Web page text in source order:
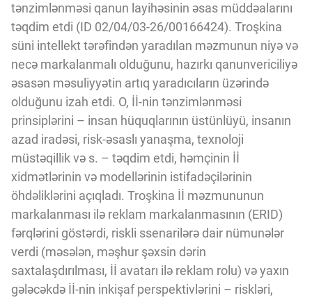
tənzimlənməsi qanun layihəsinin əsas müddəalarını
təqdim etdi (ID 02/04/03-26/00166424). Troşkina
süni intellekt tərəfindən yaradılan məzmunun niyə və
necə markalanmalı olduğunu, hazırkı qanunvericiliyə
əsasən məsuliyyətin artıq yaradıcıların üzərində
olduğunu izah etdi. O, İİ-nin tənzimlənməsi
prinsiplərini – insan hüquqlarının üstünlüyü, insanın
azad iradəsi, risk-əsaslı yanaşma, texnoloji
müstəqillik və s. – təqdim etdi, həmçinin İİ
xidmətlərinin və modellərinin istifadəçilərinin
öhdəliklərini açıqladı. Troşkina İİ məzmununun
markalanması ilə reklam markalanmasının (ERID)
fərqlərini göstərdi, riskli ssenarilərə dair nümunələr
verdi (məsələn, məşhur şəxsin dərin
saxtalaşdırılması, İİ avatarı ilə reklam rolu) və yaxın
gələcəkdə İİ-nin inkişaf perspektivlərini – riskləri,